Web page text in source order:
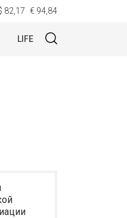
82,17 € 94,84
LIFE